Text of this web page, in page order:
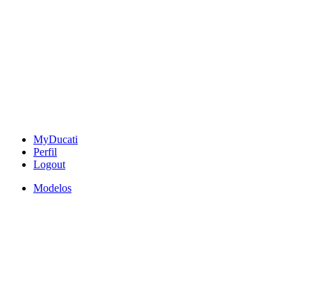
MyDucati
Perfil
Logout
Modelos